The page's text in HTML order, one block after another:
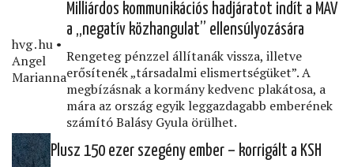
hvg․hu •
Angel
Marianna
Milliárdos kommunikációs hadjáratot indít a MÁV
a „negatív közhangulat” ellensúlyozására
Rengeteg pénzzel állítanák vissza, illetve
erősítenék „társadalmi elismertségüket”. A
megbízásnak a kormány kedvenc plakátosa, a
mára az ország egyik leggazdagabb emberének
számító Balásy Gyula örülhet.
Plusz 150 ezer szegény ember – korrigált a KSH